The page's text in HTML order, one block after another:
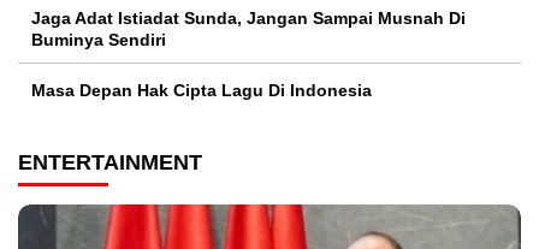
Jaga Adat Istiadat Sunda, Jangan Sampai Musnah Di
Buminya Sendiri
Masa Depan Hak Cipta Lagu Di Indonesia
ENTERTAINMENT